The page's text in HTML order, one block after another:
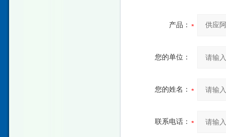
产品：
您的单位：
您的姓名：
联系电话：